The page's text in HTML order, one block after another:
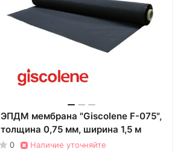
ЭПДМ мембрана "Giscolene F-075",
толщина 0,75 мм, ширина 1,5 м
0 Наличие уточняйте